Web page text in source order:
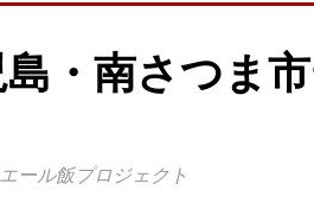
島・南さつま
ール飯プロジェクト